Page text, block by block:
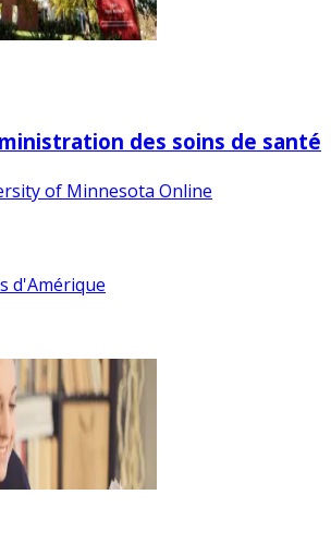
des soins de santé
of Minnesota Online
d'Amérique